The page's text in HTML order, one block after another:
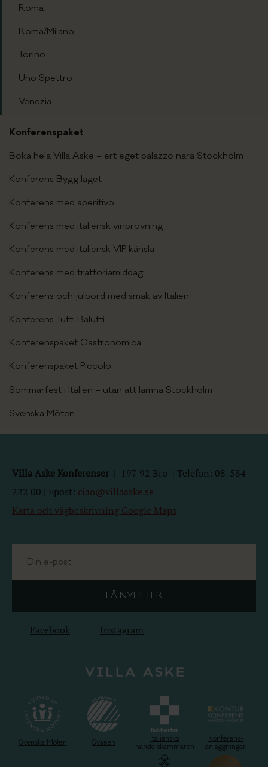
Roma
Roma/Milano
Torino
Uno Spettro
Venezia
Konferenspaket
Boka hela Villa Aske – ert eget palazzo nära Stockholm
Konferens Bygg laget
Konferens med aperitivo
Konferens med italiensk vinprovning
Konferens med italiensk VIP känsla
Konferens med trattoriamiddag
Konferens och julbord med smak av Italien
Konferens Tutti Balutti
Konferenspaket Gastronomica
Konferenspaket Piccolo
Sommarfest i Italien – utan att lämna Stockholm
Svenska Möten
Villa Aske Konferenser 197 92 Bro | Telefon: 08-584
222 00 | Epost: ciao@villaaske.se
Karta och vägbeskrivning Google Maps
Facebook Instagram
Svenska Möten Svanen
Italienska
handelskammaren
Konferens-
anläggningar